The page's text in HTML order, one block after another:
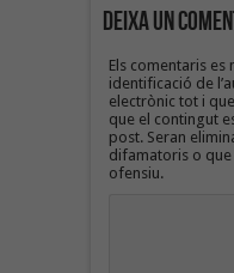
Deixa un
Els comentaris es
identificació de
electrònic tot i
que el contingut
post. Seran
difamatoris o
ofensiu.